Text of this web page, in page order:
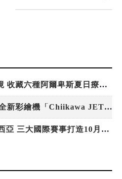
探索瑞士格勞賓登秘境 收藏六種阿爾卑斯夏日療癒之旅
ANAｘ吉伊卡哇揭幕全新彩繪機「Chiikawa JET」
F1睽違九年重返馬來西亞 三大國際賽事打造10月運動旅遊熱潮 賽車、自行車、路跑同週登場